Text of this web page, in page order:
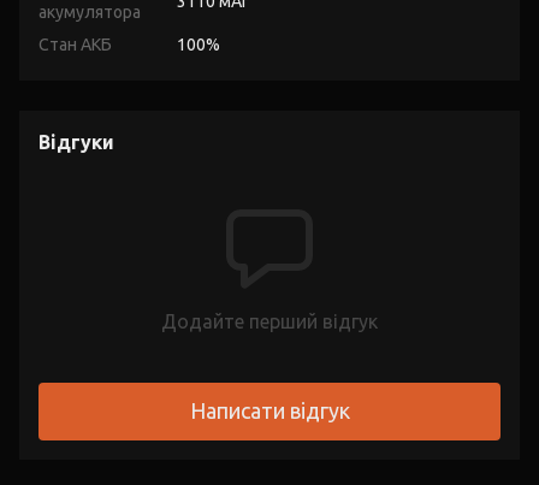
акумулятора
Стан АКБ 100%
Відгуки
Додайте перший відгук
Написати відгук